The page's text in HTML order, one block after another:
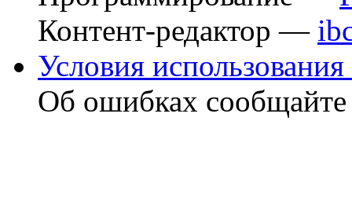
Контент-редактор —
Условия использования
Об ошибках